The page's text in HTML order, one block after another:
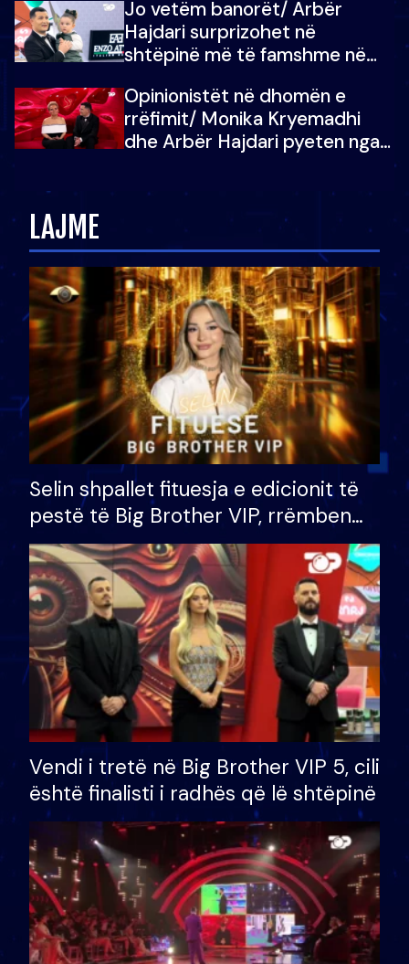
çoja luftën time deri në fund
Jo vetëm banorët/ Arbër
Hajdari surprizohet në
shtëpinë më të famshme në
vajzën e tij
Opinionistët në dhomën e
rrëfimit/ Monika Kryemadhi
dhe Arbër Hajdari pyeten nga
zëvendësonit njëri-tjetrin?
LAJME
Selin shpallet fituesja e edicionit të
pestë të Big Brother VIP, rrëmben
çmimin e madh prej 100 mijë eurosh
Vendi i tretë në Big Brother VIP 5, cili
është finalisti i radhës që lë shtëpinë